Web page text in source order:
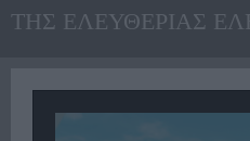
ΤΗΣ ΕΛΕΥΘΕΡΙΑΣ